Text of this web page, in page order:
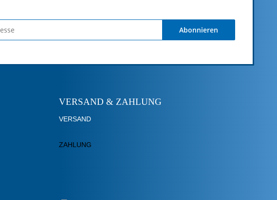
Abonnieren
VERSAND & ZAHLUNG
VERSAND
ZAHLUNG